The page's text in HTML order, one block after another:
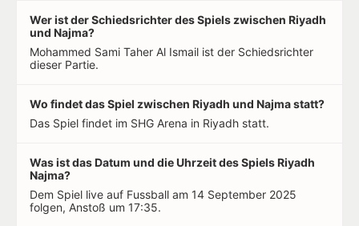
Wer ist der Schiedsrichter des Spiels zwischen Riyadh
und Najma?
Mohammed Sami Taher Al Ismail ist der Schiedsrichter
dieser Partie.
Wo findet das Spiel zwischen Riyadh und Najma statt?
Das Spiel findet im SHG Arena in Riyadh statt.
Was ist das Datum und die Uhrzeit des Spiels Riyadh
Najma?
Dem Spiel live auf Fussball am 14 September 2025
folgen, Anstoß um 17:35.